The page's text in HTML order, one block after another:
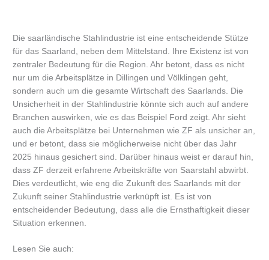
Die saarländische Stahlindustrie ist eine entscheidende Stütze
für das Saarland, neben dem Mittelstand. Ihre Existenz ist von
zentraler Bedeutung für die Region. Ahr betont, dass es nicht
nur um die Arbeitsplätze in Dillingen und Völklingen geht,
sondern auch um die gesamte Wirtschaft des Saarlands. Die
Unsicherheit in der Stahlindustrie könnte sich auch auf andere
Branchen auswirken, wie es das Beispiel Ford zeigt. Ahr sieht
auch die Arbeitsplätze bei Unternehmen wie ZF als unsicher an,
und er betont, dass sie möglicherweise nicht über das Jahr
2025 hinaus gesichert sind. Darüber hinaus weist er darauf hin,
dass ZF derzeit erfahrene Arbeitskräfte von Saarstahl abwirbt.
Dies verdeutlicht, wie eng die Zukunft des Saarlands mit der
Zukunft seiner Stahlindustrie verknüpft ist. Es ist von
entscheidender Bedeutung, dass alle die Ernsthaftigkeit dieser
Situation erkennen.
Lesen Sie auch: